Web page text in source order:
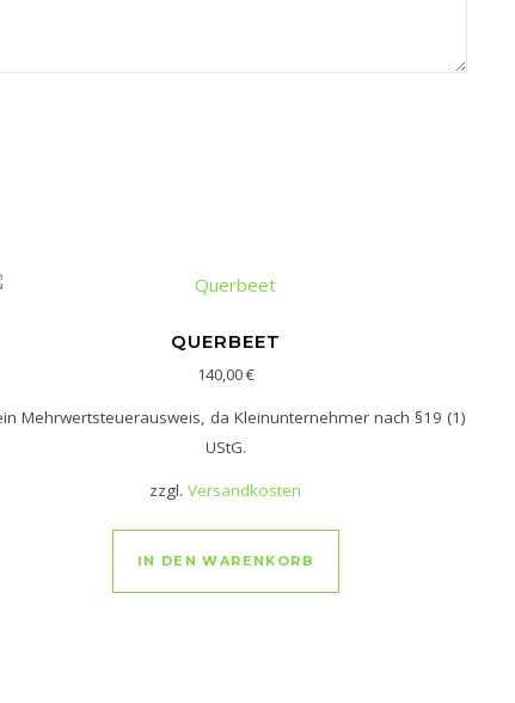
gewählt werden
QUERBEET
140,00€
Mehrwertsteuerausweis, da Kleinunternehmer nach §19 (1)
UStG.
zzgl.Versandkosten
IN DEN WARENKORB